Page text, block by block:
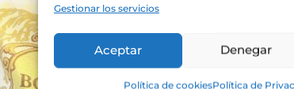
Gestionar los servicios
Aceptar Denegar
Política de cookiesPolítica de